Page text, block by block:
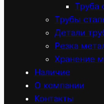
Труба
Трубы
Детали
Резка
Хранение
Наличие
О компании
Контакты